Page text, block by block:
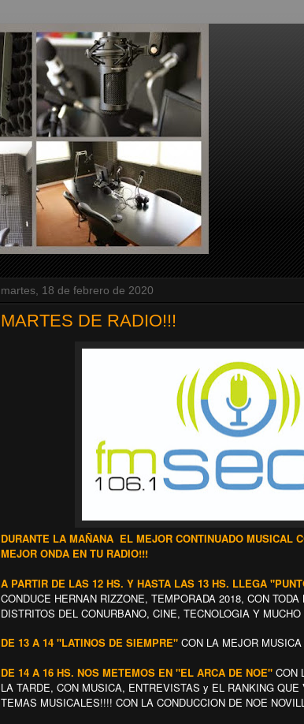
martes, 18 de febrero de 2020
MARTES DE RADIO!!!
DURANTE LA MAÑANA EL MEJOR CONTINUADO MUSICAL
MEJOR ONDA EN TU RADIO!!!
A PARTIR DE LAS 12 HS. Y HASTA LAS 13 HS. LLEGA
CONDUCE HERNAN RIZZONE, TEMPORADA 2018, CON
DISTRITOS DEL CONURBANO, CINE, TECNOLOGIA Y
DE 13 A 14 "LATINOS DE SIEMPRE" CON LA MEJOR
DE 14 A 16 HS. NOS METEMOS EN "EL ARCA DE NOE" CON
LA TARDE, CON MUSICA, ENTREVISTAS y EL RANKING
TEMAS MUSICALES!!!! CON LA CONDUCCION DE NOE